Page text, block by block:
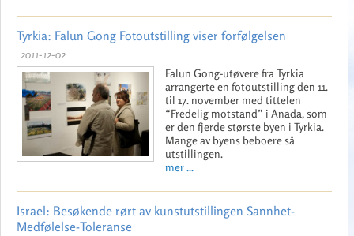
Tyrkia: Falun Gong Fotoutstilling viser forfølgelsen
2011-12-02
Falun Gong-utøvere fra Tyrkia
arrangerte en fotoutstilling den 11.
til 17. november med tittelen
“Fredelig motstand” i Anada, som
er den fjerde største byen i Tyrkia.
Mange av byens beboere så
utstillingen.
mer ...
Israel: Besøkende rørt av kunstutstillingen Sannhet-
Medfølelse-Toleranse